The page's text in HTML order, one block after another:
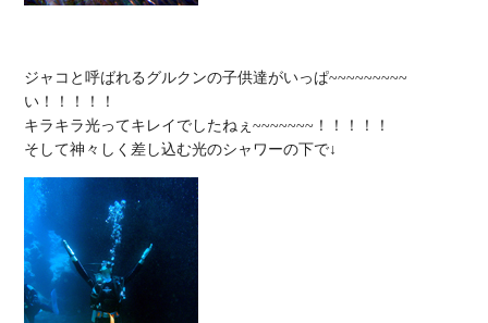
ジャコと呼ばれるグルクンの子供達がいっぱ~~~~~~~~~
い！！！！！
キラキラ光ってキレイでしたねぇ~~~~~~~！！！！！